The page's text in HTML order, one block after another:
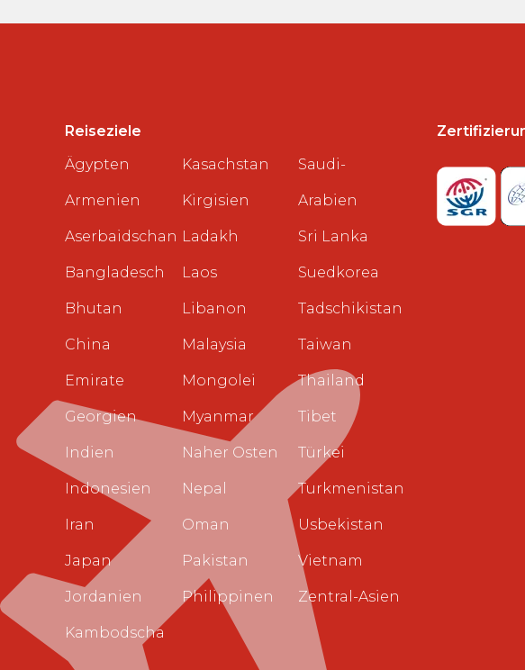
Reiseziele
Ägypten
Armenien
Aserbaidschan
Bangladesch
Bhutan
China
Emirate
Georgien
Indien
Indonesien
Iran
Japan
Jordanien
Kambodscha
Kasachstan
Kirgisien
Ladakh
Laos
Libanon
Malaysia
Mongolei
Myanmar
Naher Osten
Nepal
Oman
Pakistan
Philippinen
Saudi-
Arabien
Sri Lanka
Suedkorea
Tadschikistan
Taiwan
Thailand
Tibet
Türkei
Turkmenistan
Usbekistan
Vietnam
Zentral-Asien